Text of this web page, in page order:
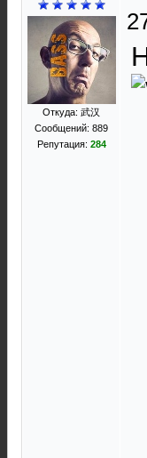
Откуда: 武汉
Сообщений: 889
Репутация: 284